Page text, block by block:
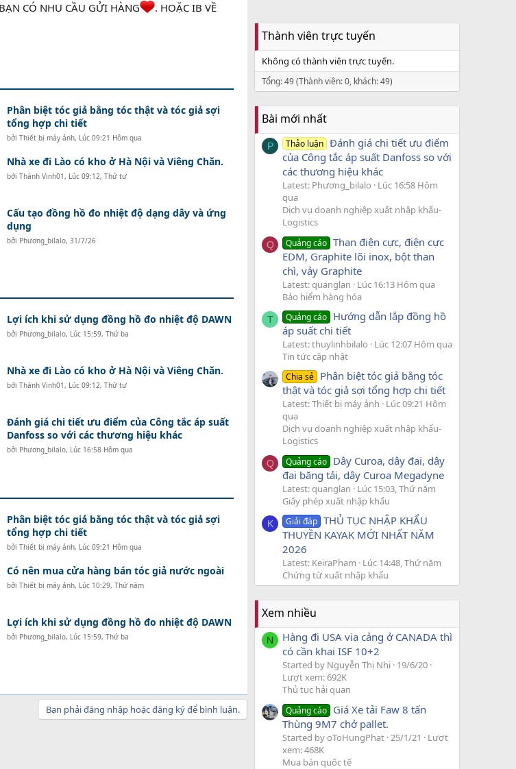
CÓ NHU CẦU GỬI HÀNG
. HOẶC IB VỀ
Phân biệt tóc giả bằng tóc thật và tóc giả sợi
tổng hợp chi tiết
bởi Thiết bị máy ảnh, Lúc 09:21 Hôm qua
Nhà xe đi Lào có kho ở Hà Nội và Viêng Chăn.
bởi Thành Vinh01, Lúc 09:12, Thứ tư
Cấu tạo đồng hồ đo nhiệt độ dạng dây và ứng
dụng
bởi Phương_bilalo, 31/7/26
Lợi ích khi sử dụng đồng hồ đo nhiệt độ DAWN
bởi Phương_bilalo, Lúc 15:59, Thứ ba
Nhà xe đi Lào có kho ở Hà Nội và Viêng Chăn.
bởi Thành Vinh01, Lúc 09:12, Thứ tư
Đánh giá chi tiết ưu điểm của Công tắc áp suất
Danfoss so với các thương hiệu khác
bởi Phương_bilalo, Lúc 16:58 Hôm qua
Phân biệt tóc giả bằng tóc thật và tóc giả sợi
tổng hợp chi tiết
bởi Thiết bị máy ảnh, Lúc 09:21 Hôm qua
Có nên mua cửa hàng bán tóc giả nước ngoài
bởi Thiết bị máy ảnh, Lúc 10:29, Thứ năm
Lợi ích khi sử dụng đồng hồ đo nhiệt độ DAWN
bởi Phương_bilalo, Lúc 15:59, Thứ ba
Bạn phải đăng nhập hoặc đăng ký để bình luận.
Thành viên trực tuyến
Không có thành viên trực tuyến.
Tổng: 49 (Thành viên: 0, khách: 49)
Bài mới nhất
P Thảo luận Đánh giá chi tiết ưu điểm
của Công tắc áp suất Danfoss so với
các thương hiệu khác
Latest: Phương_bilalo
Lúc 16:58 Hôm
qua
Dịch vụ doanh nghiệp xuất nhập khẩu-
Logistics
Q Quảng cáo Than điện cực, điện cực
EDM, Graphite lõi inox, bột than
chì, vảy Graphite
Latest: quanglan
Lúc 16:13 Hôm qua
Bảo hiểm hàng hóa
T Quảng cáo Hướng dẫn lắp đồng hồ
áp suất chi tiết
Latest: thuylinhbilalo
Lúc 12:07 Hôm qua
Tin tức cập nhật
Chia sẻ Phân biệt tóc giả bằng tóc
thật và tóc giả sợi tổng hợp chi tiết
Latest: Thiết bị máy ảnh
Lúc 09:21 Hôm
qua
Dịch vụ doanh nghiệp xuất nhập khẩu-
Logistics
Q Quảng cáo Dây Curoa, dây đai, dây
đai băng tải, dây Curoa Megadyne
Latest: quanglan
Lúc 15:03, Thứ năm
Giấy phép xuất nhập khẩu
K Giải đáp THỦ TỤC NHẬP KHẨU
THUYỀN KAYAK MỚI NHẤT NĂM
2026
Latest: KeiraPham
Lúc 14:48, Thứ năm
Chứng từ xuất nhập khẩu
Xem nhiều
N
Hàng đi USA via cảng ở CANADA thì
có cần khai ISF 10+2
Started by Nguyễn Thị Nhi 19/6/20
Lượt xem: 692K
Thủ tục hải quan
Quảng cáo Giá Xe tải Faw 8 tấn
Thùng 9M7 chở pallet.
Started by oToHungPhat 25/1/21
Lượt
xem: 468K
Mua bán quốc tế